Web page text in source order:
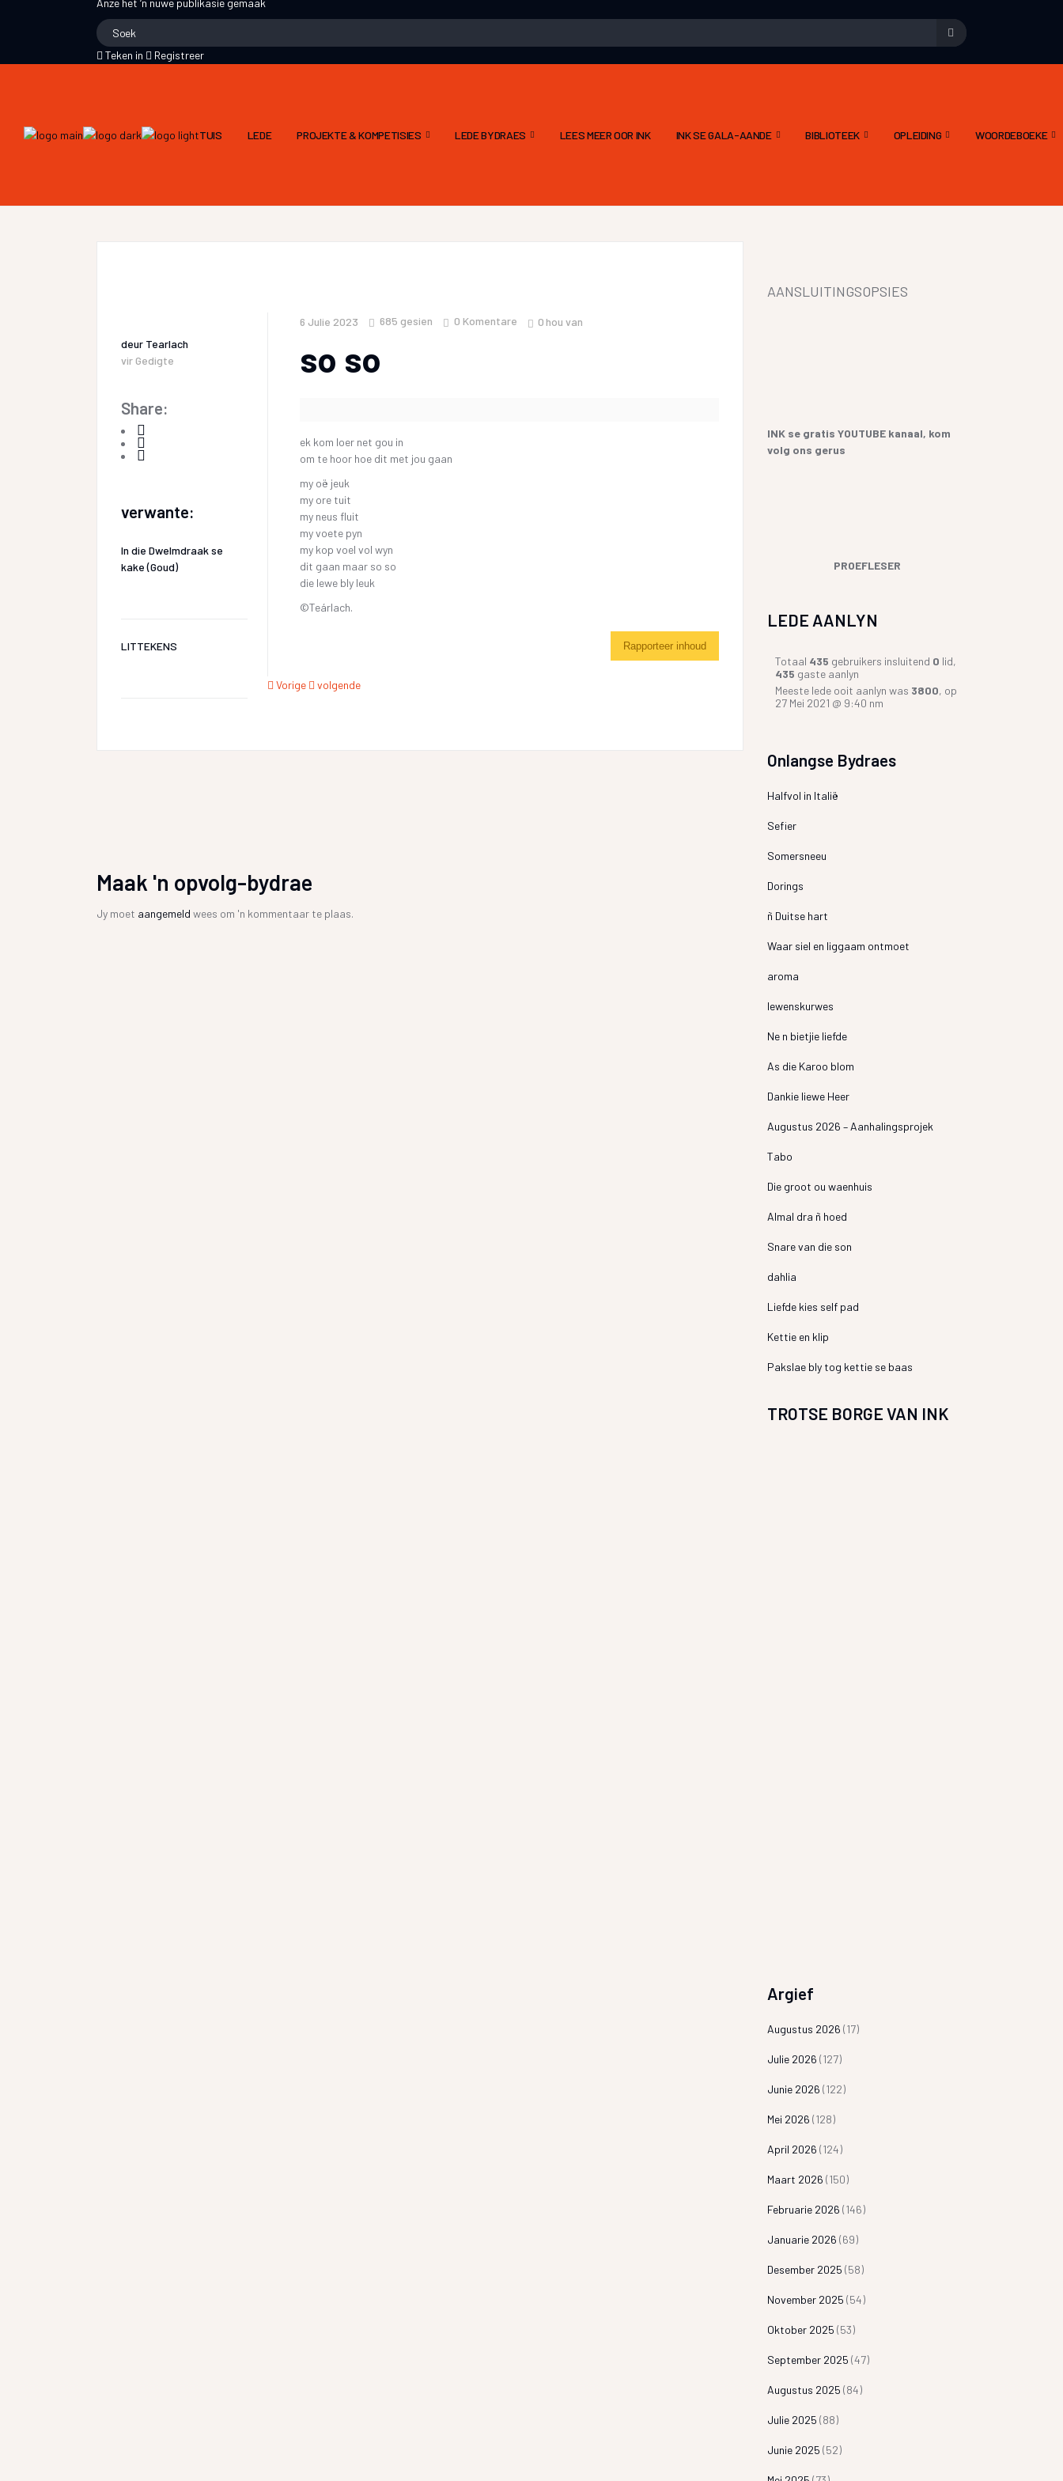
Anze het ‘n nuwe publikasie gemaak
Teken in Registreer
TUIS LEDE PROJEKTE & KOMPETISIES LEDE BYDRAES LEES MEER OOR INK INK SE GALA-AANDE BIBLIOTEEK OPLEIDING WOORDEBOEKE
deur Tearlach
vir Gedigte
Share:
verwante:
In die Dwelmdraak se
kake (Goud)
LITTEKENS
6 Julie 2023 685 gesien 0 Komentare 0 hou van
so so
ek kom loer net gou in
om te hoor hoe dit met jou gaan
my oë jeuk
my ore tuit
my neus fluit
my voete pyn
my kop voel vol wyn
dit gaan maar so so
die lewe bly leuk
©Teárlach.
Rapporteer inhoud
Vorige volgende
Maak 'n opvolg-bydrae
Jy moet aangemeld wees om 'n kommentaar te plaas.
AANSLUITINGSOPSIES
INK se gratis YOUTUBE kanaal, kom
volg ons gerus
PROEFLESER
LEDE AANLYN
Totaal 435 gebruikers insluitend 0 lid,
435 gaste aanlyn
Meeste lede ooit aanlyn was 3800, op
27 Mei 2021 @ 9:40 nm
Onlangse Bydraes
Halfvol in Italië
Sefier
Somersneeu
Dorings
ñ Duitse hart
Waar siel en liggaam ontmoet
aroma
lewenskurwes
Ne n bietjie liefde
As die Karoo blom
Dankie liewe Heer
Augustus 2026 – Aanhalingsprojek
Tabo
Die groot ou waenhuis
Almal dra ñ hoed
Snare van die son
dahlia
Liefde kies self pad
Kettie en klip
Pakslae bly tog kettie se baas
TROTSE BORGE VAN INK
Argief
Augustus 2026 (17)
Julie 2026 (127)
Junie 2026 (122)
Mei 2026 (128)
April 2026 (124)
Maart 2026 (150)
Februarie 2026 (146)
Januarie 2026 (69)
Desember 2025 (58)
November 2025 (54)
Oktober 2025 (53)
September 2025 (47)
Augustus 2025 (84)
Julie 2025 (88)
Junie 2025 (52)